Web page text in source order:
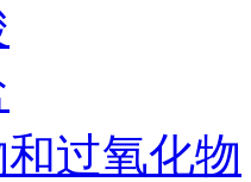
过氧化物